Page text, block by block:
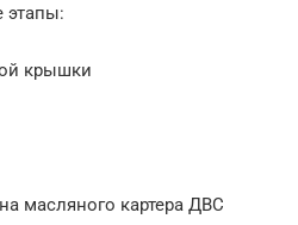
этапы:
крышки
масляного картера ДВС